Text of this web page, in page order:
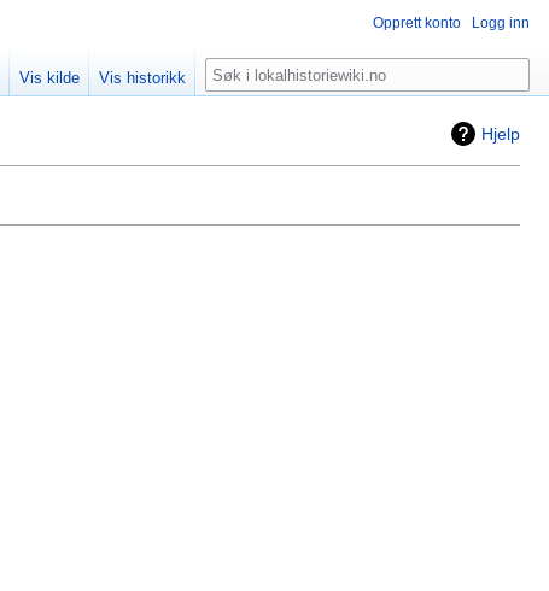
Hjelp
Opprett konto Logg inn
Vis kilde Vis historikk Søk